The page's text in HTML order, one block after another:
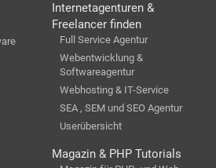
Internetagenturen &
Freelancer finden
Full Service Agentur
Webentwicklung &
Softwareagentur
Webhosting & IT-Service
SEA , SEM und SEO Agentur
Userübersicht
Magazin & PHP Tutorials